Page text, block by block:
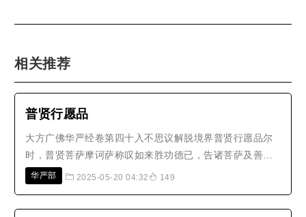
相关推荐
普贤行愿品
大方广佛华严经卷第四十入不思议解脱境界普贤行愿品尔
时，普贤菩萨摩诃萨称叹如来胜功德已，告诸菩萨及善财
言：善男子！如来功德，假使十方一切诸佛，经不可说不
华严部 2025-05-20 04:32 149